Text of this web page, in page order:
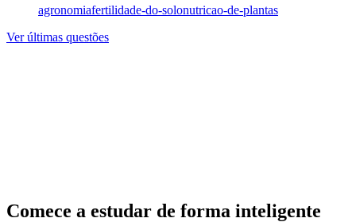
agronomiafertilidade-do-solonutricao-de-plantas
Ver últimas questões
Comece a estudar de forma inteligente